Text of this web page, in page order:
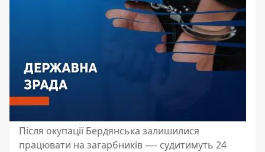
Після окупації Бердянська залишилися
працювати на загарбників —- судитимуть 24